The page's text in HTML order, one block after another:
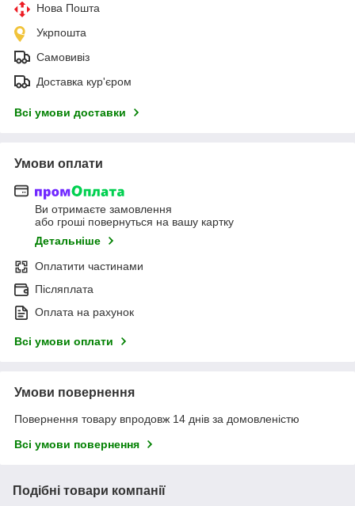
Нова Пошта
Укрпошта
Самовивіз
Доставка кур'єром
Всі умови доставки
Умови оплати
Ви отримаєте замовлення
або гроші повернуться на вашу картку
Детальніше
Оплатити частинами
Післяплата
Оплата на рахунок
Всі умови оплати
Умови повернення
Повернення товару впродовж 14 днів за домовленістю
Всі умови повернення
Подібні товари компанії